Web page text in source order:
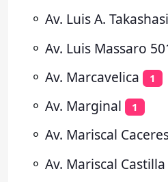
⚬ Av. Luis A. Takashasi
⚬ Av. Luis Massaro
⚬ Av. Marcavelica 1
⚬ Av. Marginal 1
⚬ Av. Mariscal
⚬ Av. Mariscal